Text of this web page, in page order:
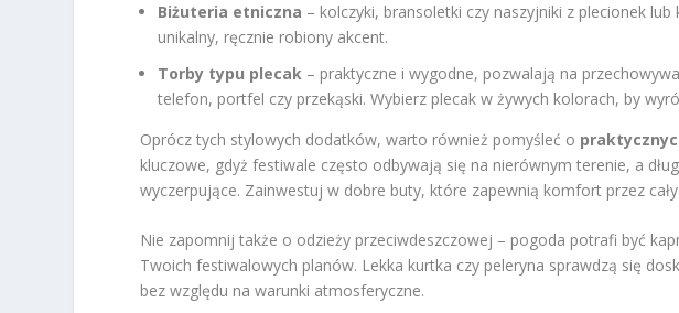
Biżuteria etniczna – kolczyki, bransoletki czy naszyjniki z plecionek
unikalny, ręcznie robiony akcent.
Torby typu plecak – praktyczne i wygodne, pozwalają na
telefon, portfel czy przekąski. Wybierz plecak w żywych kolorach, by
Oprócz tych stylowych dodatków, warto również pomyśleć o
kluczowe, gdyż festiwale często odbywają się na nierównym terenie, a
wyczerpujące. Zainwestuj w dobre buty, które zapewnią komfort przez
Nie zapomnij także o odzieży przeciwdeszczowej – pogoda potrafi być
Twoich festiwalowych planów. Lekka kurtka czy peleryna sprawdzą się
bez względu na warunki atmosferyczne.